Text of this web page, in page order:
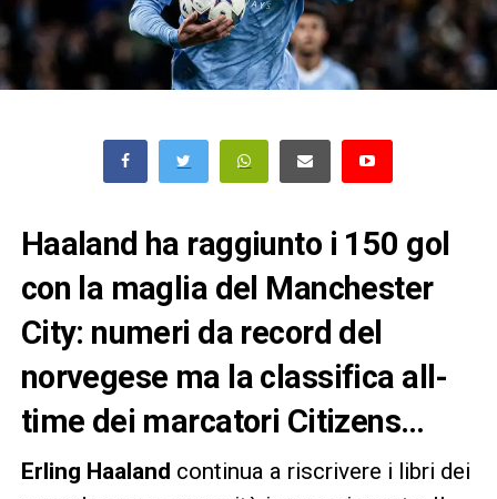
Haaland ha raggiunto i 150 gol
con la maglia del Manchester
City: numeri da record del
norvegese ma la classifica all-
time dei marcatori Citizens…
Erling Haaland continua a riscrivere i libri dei